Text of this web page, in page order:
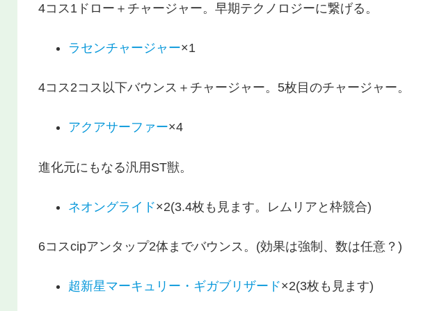
4コス1ドロー＋チャージャー。早期テクノロジーに繋げる。
ラセンチャージャー×1
4コス2コス以下バウンス＋チャージャー。5枚目のチャージャー。
アクアサーファー×4
進化元にもなる汎用ST獣。
ネオングライド×2(3.4枚も見ます。レムリアと枠競合)
6コスcipアンタップ2体までバウンス。(効果は強制、数は任意？)
超新星マーキュリー・ギガブリザード×2(3枚も見ます)